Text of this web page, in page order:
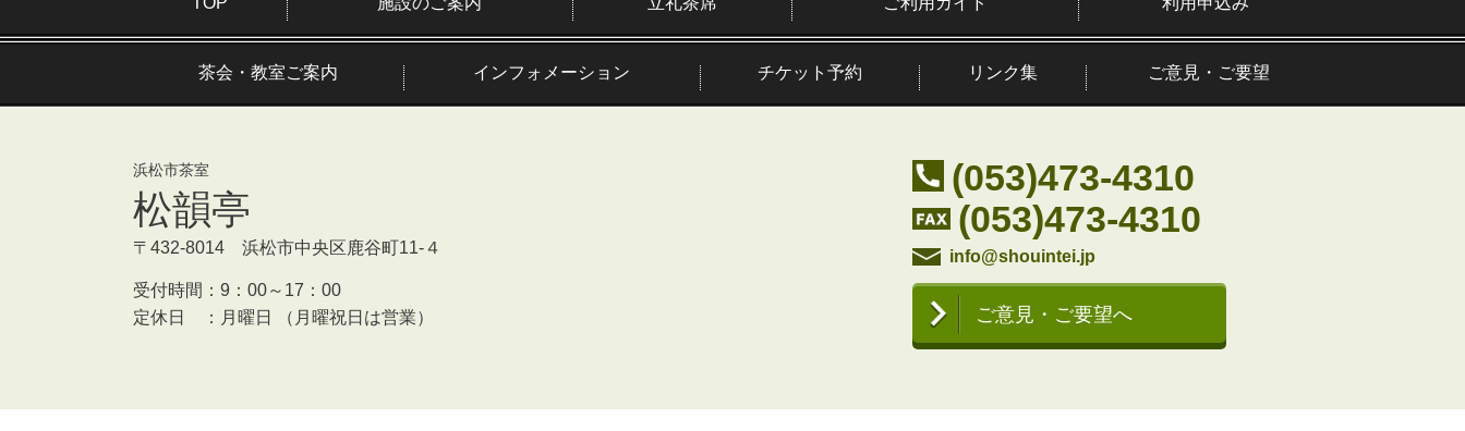
茶会・教室ご案内 インフォメーション チケット予約 リンク集 ご意見・ご要望
浜松市茶室
松韻亭
〒432-8014 浜松市中央区鹿谷町11-４
受付時間： 9：00～17：00
定休日 ： 月曜日 （月曜祝日は営業）
(053)473-4310
(053)473-4310
info@shouintei.jp
ご意見・ご要望へ